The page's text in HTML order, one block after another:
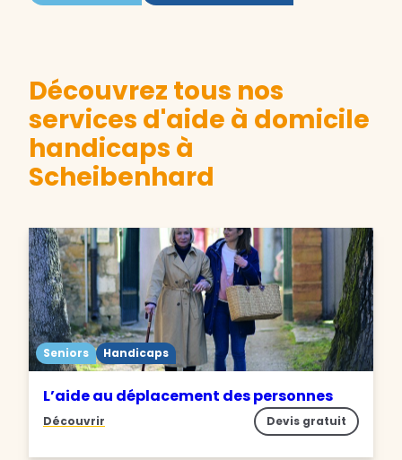
Découvrez tous nos
services d'aide à domicile
handicaps à
Scheibenhard
Seniors Handicaps
L’aide au déplacement des personnes
Découvrir Devis gratuit